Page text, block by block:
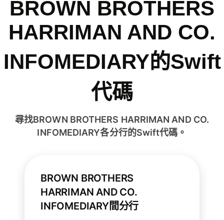
BROWN BROTHERS
HARRIMAN AND CO.
INFOMEDIARY的Swift
代碼
尋找BROWN BROTHERS HARRIMAN AND CO.
INFOMEDIARY各分行的Swift代碼。
BROWN BROTHERS
HARRIMAN AND CO.
INFOMEDIARY間分行